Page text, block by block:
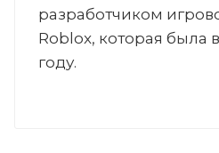
разработчиком
Roblox, которая была
году.